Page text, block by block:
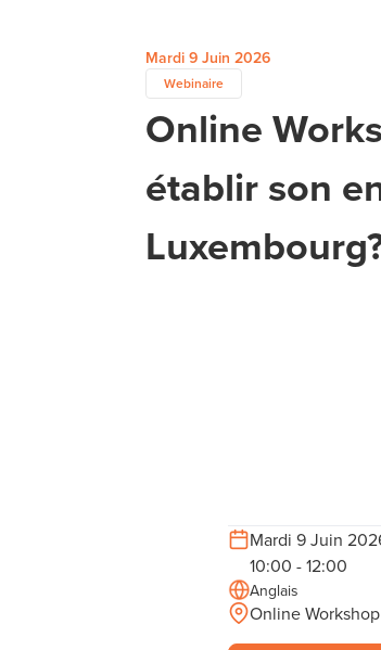
Mardi 9 Juin 2026
Webinaire
Online
établir son
Mardi 9 Juin
10:00 - 12:00
Anglais
Online Workshop